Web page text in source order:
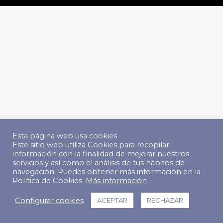
Esta página web usa cookies
Este sitio web utiliza Cookies para recopilar
información con la finalidad de mejorar nuestros
servicios y así como el análisis de tus hábitos de
navegación. Puedes obtener más información en la
Política de Cookies. Más información
Configurar cookies ACEPTAR RECHAZAR